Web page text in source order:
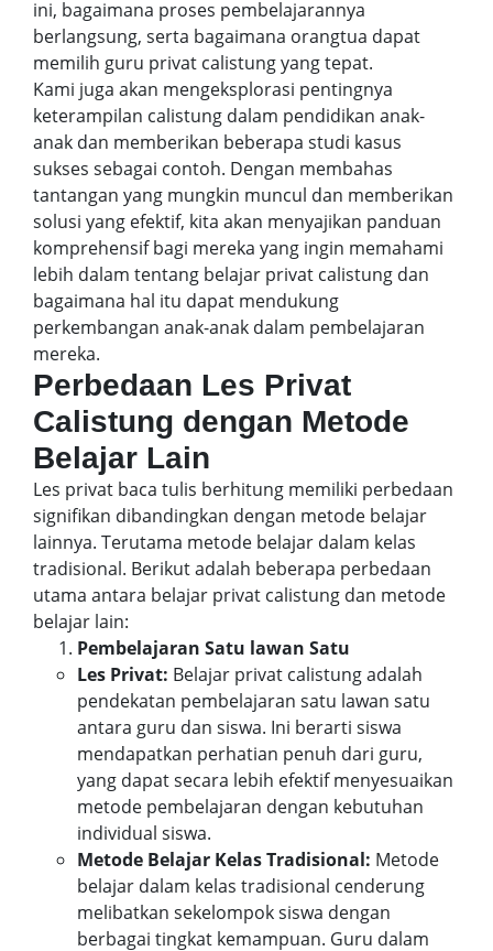
ini, bagaimana proses pembelajarannya
berlangsung, serta bagaimana orangtua dapat
memilih guru privat calistung yang tepat.
Kami juga akan mengeksplorasi pentingnya
keterampilan calistung dalam pendidikan anak-
anak dan memberikan beberapa studi kasus
sukses sebagai contoh. Dengan membahas
tantangan yang mungkin muncul dan memberikan
solusi yang efektif, kita akan menyajikan panduan
komprehensif bagi mereka yang ingin memahami
lebih dalam tentang belajar privat calistung dan
bagaimana hal itu dapat mendukung
perkembangan anak-anak dalam pembelajaran
mereka.
Perbedaan Les Privat
Calistung dengan Metode
Belajar Lain
Les privat baca tulis berhitung memiliki perbedaan
signifikan dibandingkan dengan metode belajar
lainnya. Terutama metode belajar dalam kelas
tradisional. Berikut adalah beberapa perbedaan
utama antara belajar privat calistung dan metode
belajar lain:
Pembelajaran Satu lawan Satu
Les Privat: Belajar privat calistung adalah
pendekatan pembelajaran satu lawan satu
antara guru dan siswa. Ini berarti siswa
mendapatkan perhatian penuh dari guru,
yang dapat secara lebih efektif menyesuaikan
metode pembelajaran dengan kebutuhan
individual siswa.
Metode Belajar Kelas Tradisional: Metode
belajar dalam kelas tradisional cenderung
melibatkan sekelompok siswa dengan
berbagai tingkat kemampuan. Guru dalam